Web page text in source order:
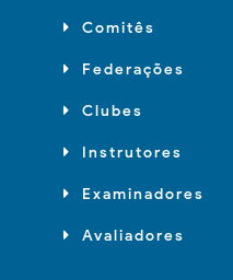
Comitês
Federações
Clubes
Instrutores
Examinadores
Avaliadores